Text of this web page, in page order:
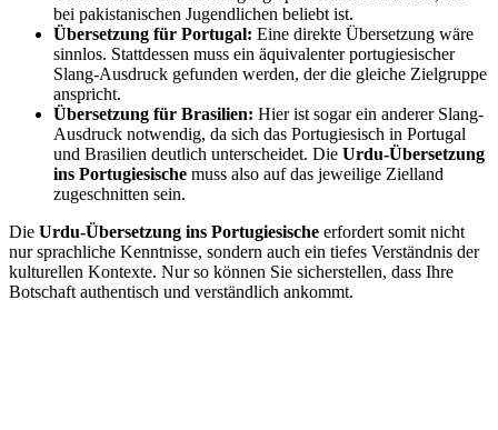
bei pakistanischen Jugendlichen beliebt ist.
Übersetzung für Portugal: Eine direkte Übersetzung wäre
sinnlos. Stattdessen muss ein äquivalenter portugiesischer
Slang-Ausdruck gefunden werden, der die gleiche Zielgruppe
anspricht.
Übersetzung für Brasilien: Hier ist sogar ein anderer Slang-
Ausdruck notwendig, da sich das Portugiesisch in Portugal
und Brasilien deutlich unterscheidet. Die Urdu-Übersetzung
ins Portugiesische muss also auf das jeweilige Zielland
zugeschnitten sein.
Die Urdu-Übersetzung ins Portugiesische erfordert somit nicht
nur sprachliche Kenntnisse, sondern auch ein tiefes Verständnis der
kulturellen Kontexte. Nur so können Sie sicherstellen, dass Ihre
Botschaft authentisch und verständlich ankommt.